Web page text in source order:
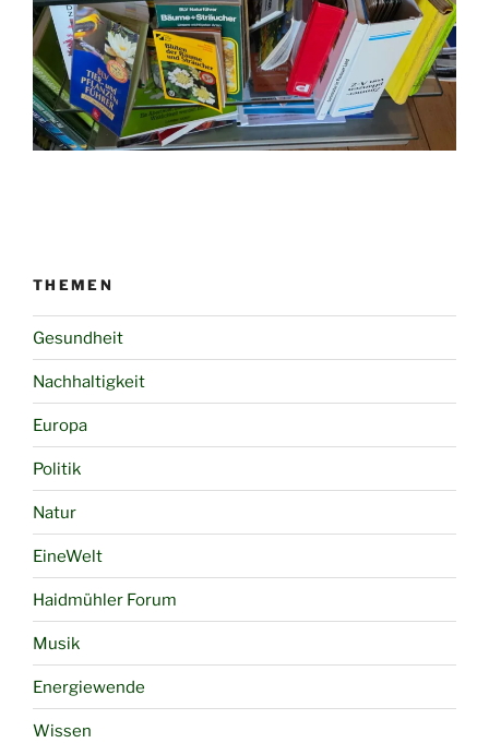
THEMEN
Gesundheit
Nachhaltigkeit
Europa
Politik
Natur
EineWelt
Haidmühler Forum
Musik
Energiewende
Wissen